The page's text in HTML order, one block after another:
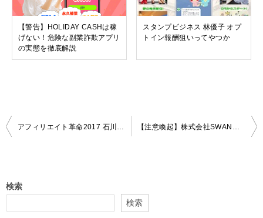
【警告】HOLIDAY CASHは稼
げない！危険な副業詐欺アプリ
の実態を徹底解説
スタンプビジネス 林優子 オプ
トイン報酬狙いってやつか
投
ビ
アフィリエイト革命2017 石川琢麻 レビューします 【注意喚起】株式会社SWANのスマホ副業は怪しい？後藤陽介の評判と詐欺疑惑を徹底検証
検索
検索